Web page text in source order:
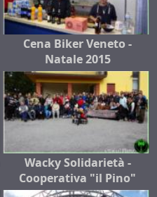
Cena Biker Veneto -
Natale 2015
Wacky Solidarietà -
Cooperativa "il Pino"